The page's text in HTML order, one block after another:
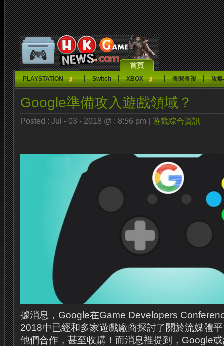
首頁
PLAYSTATION Switch XBOX 奇聞奇視 攻
Google準備攻入遊戲領域？
Posted : Jul - 03 - 2018 @ : 8:56 pm | 遊戲綜合資訊
據消息，Google在Game Developers
2018中已經和多家遊戲廠商探討了關於流媒體
他們合作，甚至收購！而消息裡提到，Google